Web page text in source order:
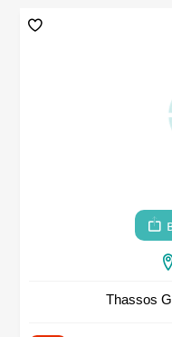
Thassos